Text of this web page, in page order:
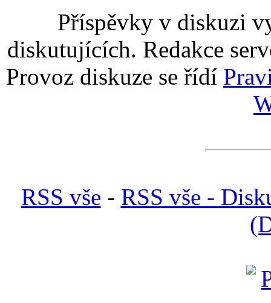
Příspěvky v diskuzi
diskutujících. Redakce
Provoz diskuze se řídí
RSS vše - RSS vše -